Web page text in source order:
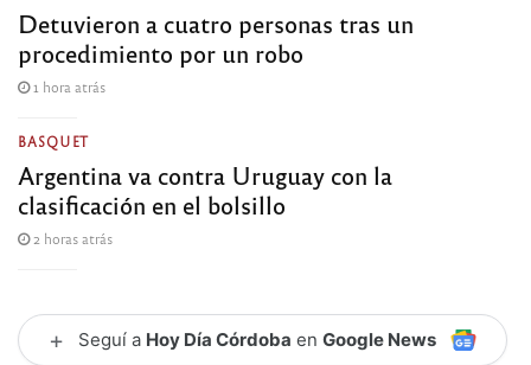
Detuvieron a cuatro personas tras un
procedimiento por un robo
1 hora atrás
BASQUET
Argentina va contra Uruguay con la
clasificación en el bolsillo
2 horas atrás
+ Seguí a Hoy Día Córdoba en Google News